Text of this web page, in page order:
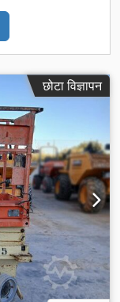
छोटा विज्ञापन